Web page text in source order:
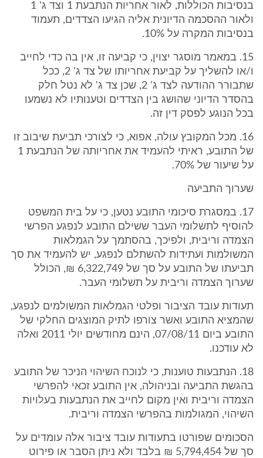
בנסיבות הכוללות, לאור אחריות הנתבעת 1 וצד ג' 1
ולאור ההסכמה הדיונית אליה הגיעו הצדדים, תעמוד
בנסיבות המקרה על 10%.
15. במאמר מוסגר יצוין, כי קביעה זו, אין בה כדי לחייב
ו/או להשליך על קביעת אחריותו של צד ג' 2, ככל
שתבורר ההודעה לצד ג' 2, שכן צד ג' לא נטל חלק
בהסדר הדיוני שהושג בין הצדדים וטענותיו לא נשמעו
בכל הנוגע לפסק דין זה.
16. מכל המקובץ עולה, אפוא, כי לצורכי תביעת שיבוב זו
של התובע, ראיתי להעמיד את אחריותה של הנתבעת 1
על שיעור של 70%.
שערוך התביעה
17. במסגרת סיכומי התובע נטען, כי על בית המשפט
להוסיף לתשלומי העבר ששילם התובע לנפגע הפרשי
הצמדה וריבית, ולפיכך, בהסתמך על הגמלאות
המשולמות ועתידות להשתלם לנפגע, יש להעמיד את סך
תביעתו של התובע על סך של 6,322,749 ₪, הכולל
שערוך הצמדה וריבית על תשלומי העבר.
תעודות עובד הציבור ופלטי הגמלאות המשולמים לנפגע,
שהמציא התובע ואשר צורפו לתיק המוצגים החלקי של
התובע ביום 07/08/11, הינם מחודשים יולי 2011 ואלה
לא עודכנו.
18. הנתבעות טוענות, כי לנוכח השיהוי הניכר של התובע
בהגשת התביעה ובניהולה, אין התובע זכאי להפרשי
הצמדה וריבית ואין מקום לחייב את הנתבעות בעלויות
השיהוי, המגולמות בהפרשי הצמדה וריבית.
הסכומים שפורטו בתעודות עובד ציבור אלה עומדים על
סך של 5,794,454 ₪ בלבד ולא ניתן הסבר או פירוט